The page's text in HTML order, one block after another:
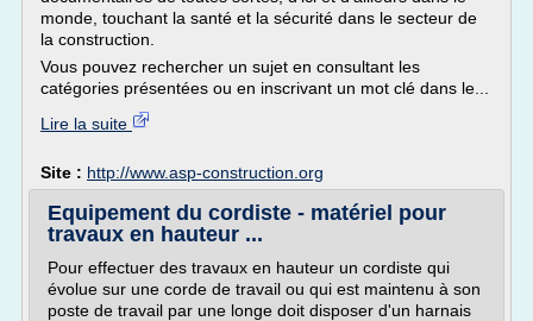
monde, touchant la santé et la sécurité dans le secteur de
la construction.
Vous pouvez rechercher un sujet en consultant les
catégories présentées ou en inscrivant un mot clé dans le...
Lire la suite
Site : http://www.asp-construction.org
Equipement du cordiste - matériel pour
travaux en hauteur ...
Pour effectuer des travaux en hauteur un cordiste qui
évolue sur une corde de travail ou qui est maintenu à son
poste de travail par une longe doit disposer d'un harnais